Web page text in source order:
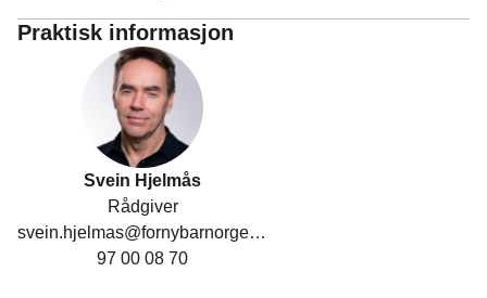
Praktisk informasjon
Svein Hjelmås
Rådgiver
svein.hjelmas@fornybarnorge.no
97 00 08 70